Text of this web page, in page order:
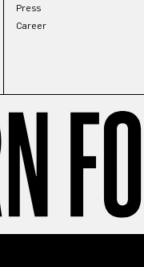
Press
Career